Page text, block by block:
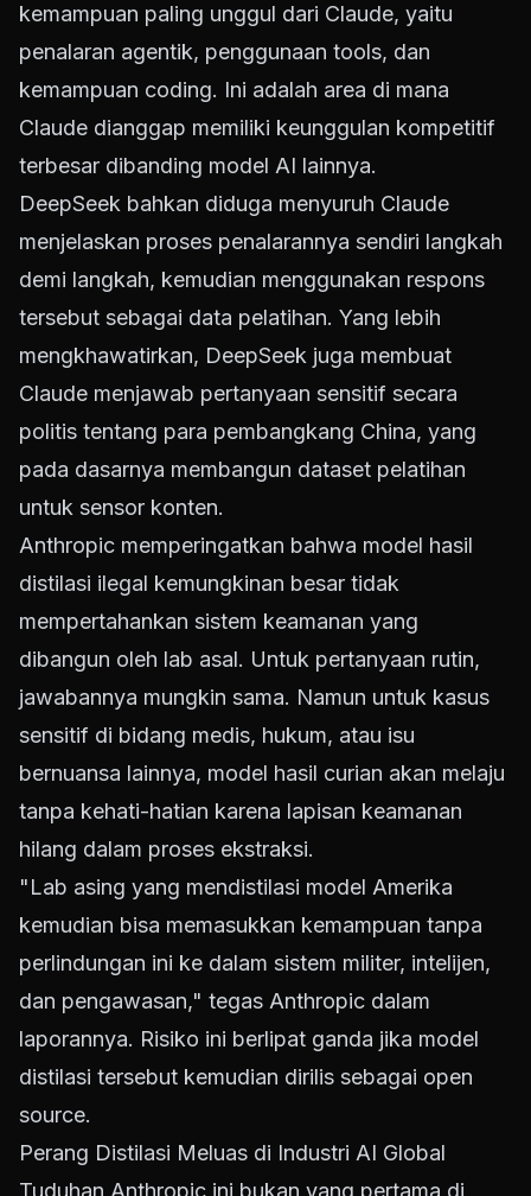
kemampuan paling unggul dari Claude, yaitu
penalaran agentik, penggunaan tools, dan
kemampuan coding. Ini adalah area di mana
Claude dianggap memiliki keunggulan kompetitif
terbesar dibanding model AI lainnya.
DeepSeek bahkan diduga menyuruh Claude
menjelaskan proses penalarannya sendiri langkah
demi langkah, kemudian menggunakan respons
tersebut sebagai data pelatihan. Yang lebih
mengkhawatirkan, DeepSeek juga membuat
Claude menjawab pertanyaan sensitif secara
politis tentang para pembangkang China, yang
pada dasarnya membangun dataset pelatihan
untuk sensor konten.
Anthropic memperingatkan bahwa model hasil
distilasi ilegal kemungkinan besar tidak
mempertahankan sistem keamanan yang
dibangun oleh lab asal. Untuk pertanyaan rutin,
jawabannya mungkin sama. Namun untuk kasus
sensitif di bidang medis, hukum, atau isu
bernuansa lainnya, model hasil curian akan melaju
tanpa kehati-hatian karena lapisan keamanan
hilang dalam proses ekstraksi.
"Lab asing yang mendistilasi model Amerika
kemudian bisa memasukkan kemampuan tanpa
perlindungan ini ke dalam sistem militer, intelijen,
dan pengawasan," tegas Anthropic dalam
laporannya. Risiko ini berlipat ganda jika model
distilasi tersebut kemudian dirilis sebagai open
source.
Perang Distilasi Meluas di Industri AI Global
Tuduhan Anthropic ini bukan yang pertama di